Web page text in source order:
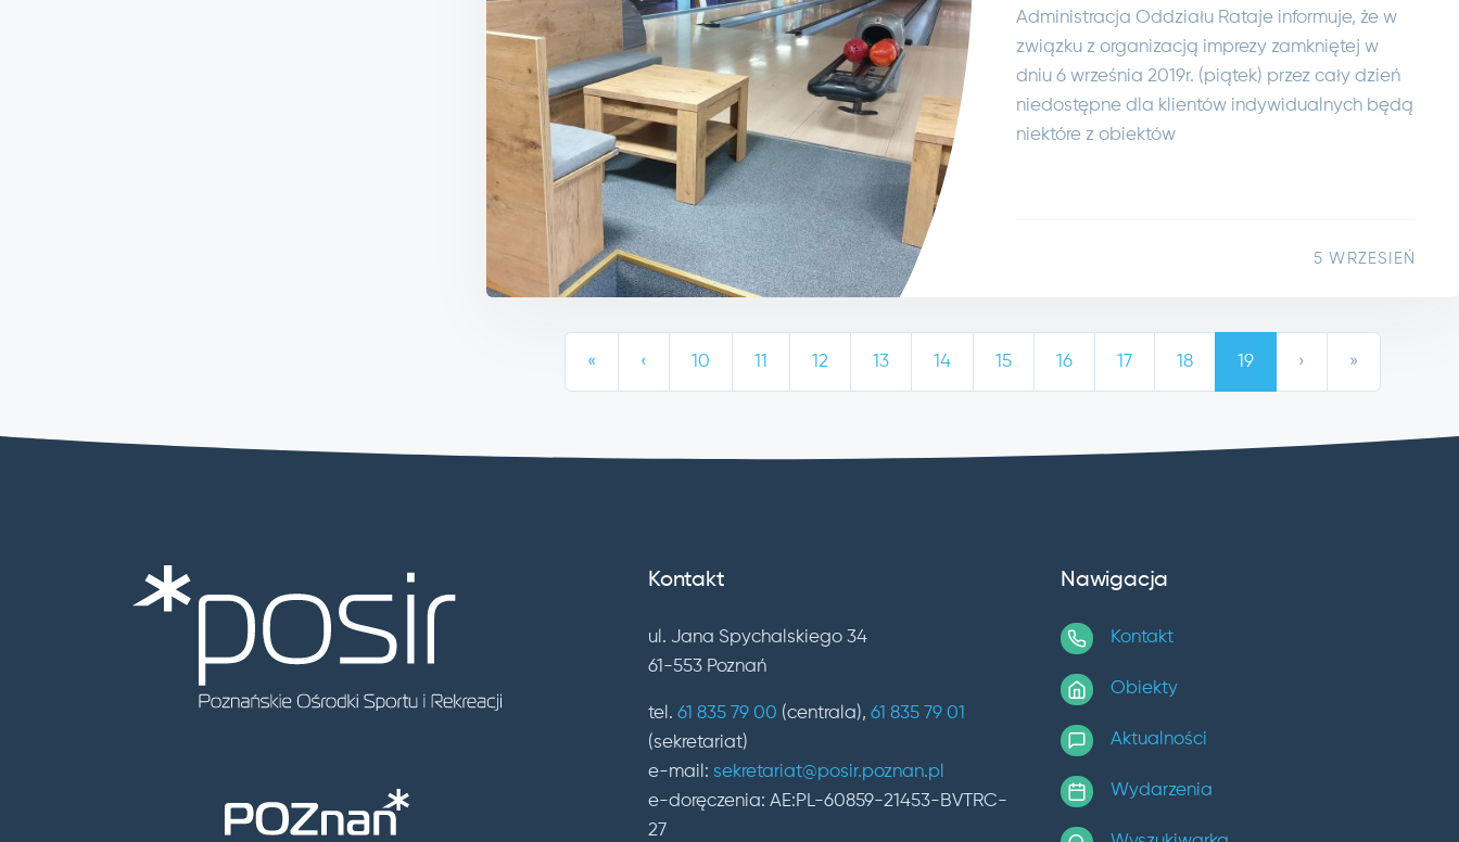
Administracja Oddziału Rataje informuje, że w
związku z organizacją imprezy zamkniętej w
dniu 6 września 2019r. (piątek) przez cały dzień
niedostępne dla klientów indywidualnych będą
niektóre z obiektów
5 WRZESIEŃ
« ‹ 10 11 12 13 14 15 16 17 18 19 › »
Kontakt
ul. Jana Spychalskiego 34
61-553 Poznań
tel. 61 835 79 00 (centrala), 61 835 79 01
(sekretariat)
e-mail: sekretariat@posir.poznan.pl
e-doręczenia: AE:PL-60859-21453-BVTRC-
27
Nawigacja
Kontakt
Obiekty
Aktualności
Wydarzenia